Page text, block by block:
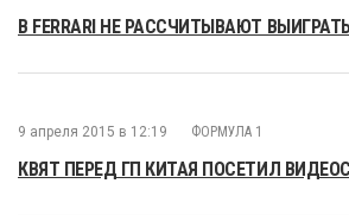
В FERRARI НЕ РАССЧИТЫВАЮТ
9 апреля 2015 в 12:19 ФОРМУЛА 1
КВЯТ ПЕРЕД ГП КИТАЯ ПОСЕТИЛ